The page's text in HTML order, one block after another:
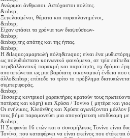
Ανώριμοι άνθρωποι. Αστόχαστοι πολίτες.
&nbsp;
Ξεγελασμένοι, θύματα και παραπλανημένοι,.
&nbsp;
Είχαν φτάσει τα χρόνια των διαψεύσεων-
&nbsp;
&nbsp;της απάτης και της ήττας.
&nbsp;
Η &laquo;αμαρτωλή πόλη&raquo; είναι ένα
ως πολυδιάστατο κοινωνικό φαινόμενο, σε τρία
περιβαλλοντική παρακμή και παραίτηση, πχ δρόμοι
αποτυπώνεται ως μια βαρύτατη οικονομική ένδεια που
άλλο&nbsp; επίπεδο το τρίτο το πρόβλημα
συμπεριφοράς.
&nbsp;
Τέσσερις κεντρικοί χαρακτήρες κρατούν τους
πατέρας και κόρη) και Χρύσα / Τονίνο ( μητέρα και
Οι ενήλικες, Κλεάνθης και Χρύσα αγωνίζονται
τους βήμα παραμονεύει μια απογοήτευση ισοδύναμη με
&nbsp;
Η Στεφανία 16 ετών και ο συνομήλικος Τονίνο είναι
Τονίνο, που καταφέρνει να είναι εκείνος που στέκεται